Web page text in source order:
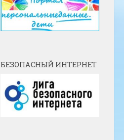
БЕЗОПАСНЫЙ ИНТЕРНЕТ